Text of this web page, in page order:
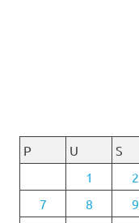
P
U S
1
2
7
8 9